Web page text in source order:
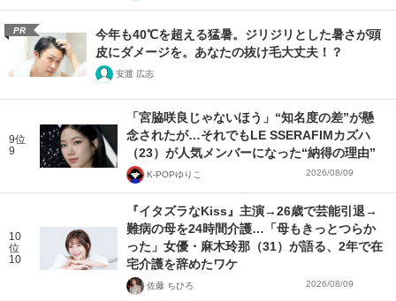
PR
今年も40℃を超える猛暑。ジリジリとした暑さが頭
皮にダメージを。あなたの抜け毛大丈夫！？
安渡 広志
9位
9
「宮脇咲良じゃないほう」“知名度の差”が懸
念されたが…それでもLE SSERAFIMカズハ
（23）が人気メンバーになった“納得の理由”
K-POPゆりこ 2026/08/09
10
位
10
『イタズラなKiss』主演→26歳で芸能引退→
難病の母を24時間介護…「母もきっとつらか
った」女優・麻木玲那（31）が語る、2年で在
宅介護を辞めたワケ
佐藤 ちひろ 2026/08/09